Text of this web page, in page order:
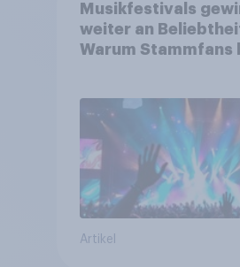
Musikfestivals
weiter an
Warum Stammfans
Artikel